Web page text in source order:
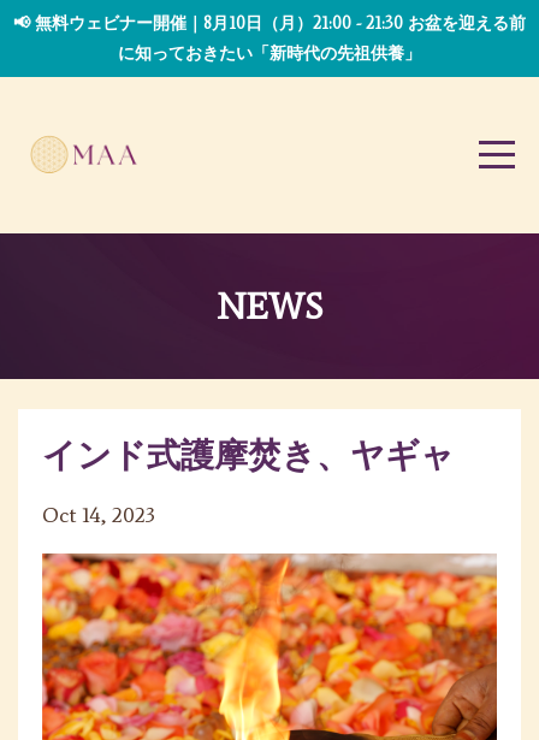
📢 無料ウェビナー開催｜8月10日（月）21:00 - 21:30 お盆を迎える前
に知っておきたい「新時代の先祖供養」
NEWS
インド式護摩焚き、ヤギャ
Oct 14, 2023